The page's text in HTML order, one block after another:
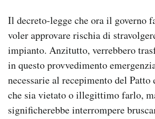
Il decreto-legge che ora il governo
voler approvare rischia di
impianto. Anzitutto, verrebbero
in questo provvedimento
necessarie al recepimento del Patto
che sia vietato o illegittimo farlo,
significherebbe interrompere